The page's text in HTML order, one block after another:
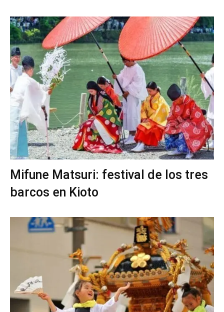
Mifune Matsuri: festival de los tres
barcos en Kioto